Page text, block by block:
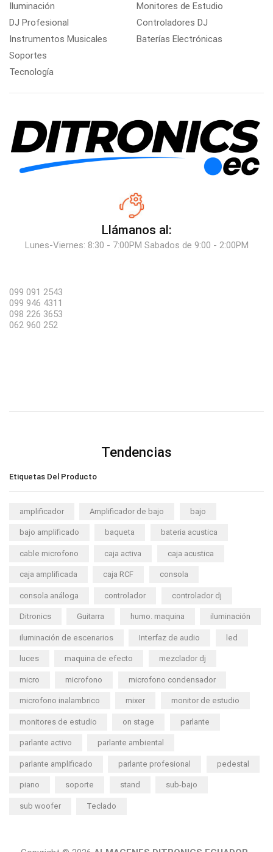
Iluminación
DJ Profesional
Instrumentos Musicales
Soportes
Tecnología
Monitores de Estudio
Controladores DJ
Baterías Electrónicas
Llámanos al:
Lunes-Viernes: 8:30 - 7:00PM Sabados de 9:00 - 2:00PM
099 091 2543
099 946 4311
098 226 3653
062 960 252
Tendencias
Etiquetas Del Producto
amplificador Amplificador de bajo bajo
bajo amplificado baqueta bateria acustica
cable microfono caja activa caja acustica
caja amplificada caja RCF consola
consola análoga controlador controlador dj
Ditronics Guitarra humo. maquina iluminación
iluminación de escenarios Interfaz de audio led
luces maquina de efecto mezclador dj
micro microfono microfono condensador
microfono inalambrico mixer monitor de estudio
monitores de estudio on stage parlante
parlante activo parlante ambiental
parlante amplificado parlante profesional pedestal
piano soporte stand sub-bajo
sub woofer Teclado